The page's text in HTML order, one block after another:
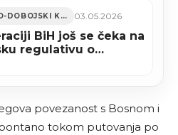
ZENIČKO-DOBOJSKI KANTON 03.05.2026
BiH još se čeka na
regulativu o
povezanost s Bosnom i
tokom putovanja po